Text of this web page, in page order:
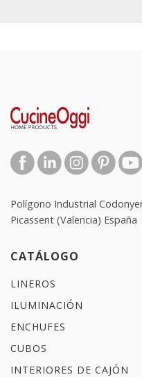
Polígono Industrial
Picassent (Valencia) España
CATÁLOGO
LINEROS
ILUMINACIÓN
ENCHUFES
CUBOS
INTERIORES DE CAJÓN